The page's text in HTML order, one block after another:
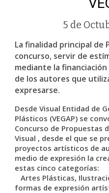
5 de
La finalidad principal de
concurso, servir de
mediante la
de los autores que
expresarse.
Desde Visual Entidad de
Plásticos (VEGAP) se
Concurso de Propuestas
Visual , desde el que se
proyectos artísticos de
medio de expresión la
estas cinco categorías:
Artes Plásticas,
formas de expresión